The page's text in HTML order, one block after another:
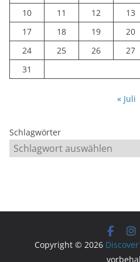
10
11 12 13
17
18 19 20
24
25 26 27
31
« Juli
Schlagwörter
Copyright © 2026